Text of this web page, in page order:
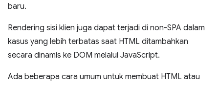
baru.
Rendering sisi klien juga dapat terjadi di non-SPA dalam
kasus yang lebih terbatas saat HTML ditambahkan
secara dinamis ke DOM melalui JavaScript.
Ada beberapa cara umum untuk membuat HTML atau